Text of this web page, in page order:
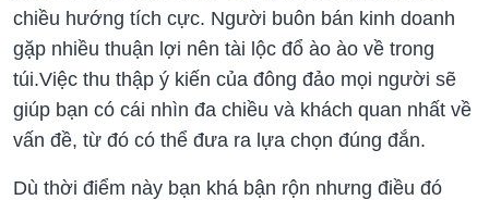
chiều hướng tích cực. Người buôn bán kinh doanh
gặp nhiều thuận lợi nên tài lộc đổ ào ào về trong
túi.Việc thu thập ý kiến của đông đảo mọi người sẽ
giúp bạn có cái nhìn đa chiều và khách quan nhất về
vấn đề, từ đó có thể đưa ra lựa chọn đúng đắn.
Dù thời điểm này bạn khá bận rộn nhưng điều đó